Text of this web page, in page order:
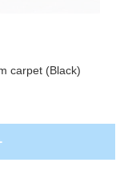
carpet (Black)